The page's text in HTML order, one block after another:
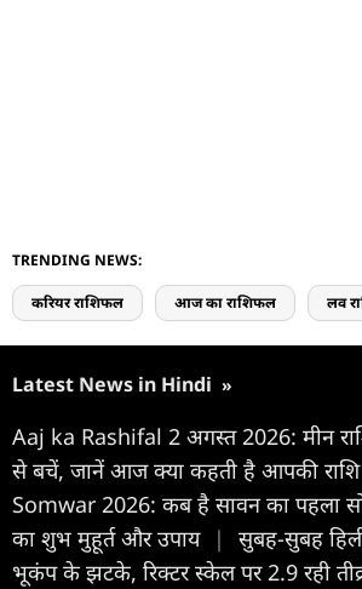
TRENDING NEWS:
करियर राशिफल आज का राशिफल लव
Latest News in Hindi »
Aaj ka Rashifal 2 अगस्त 2026: मीन
से बचें, जानें आज क्या कहती है आपकी राशि
Somwar 2026: कब है सावन का पहला
का शुभ मुहूर्त और उपाय |
सुबह-सुबह
भूकंप के झटके, रिक्टर स्केल पर 2.9 रही